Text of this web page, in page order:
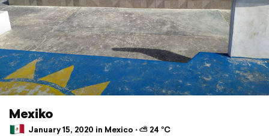
Mexiko
January 15, 2020 in Mexico ⋅ ⛅ 24 °C